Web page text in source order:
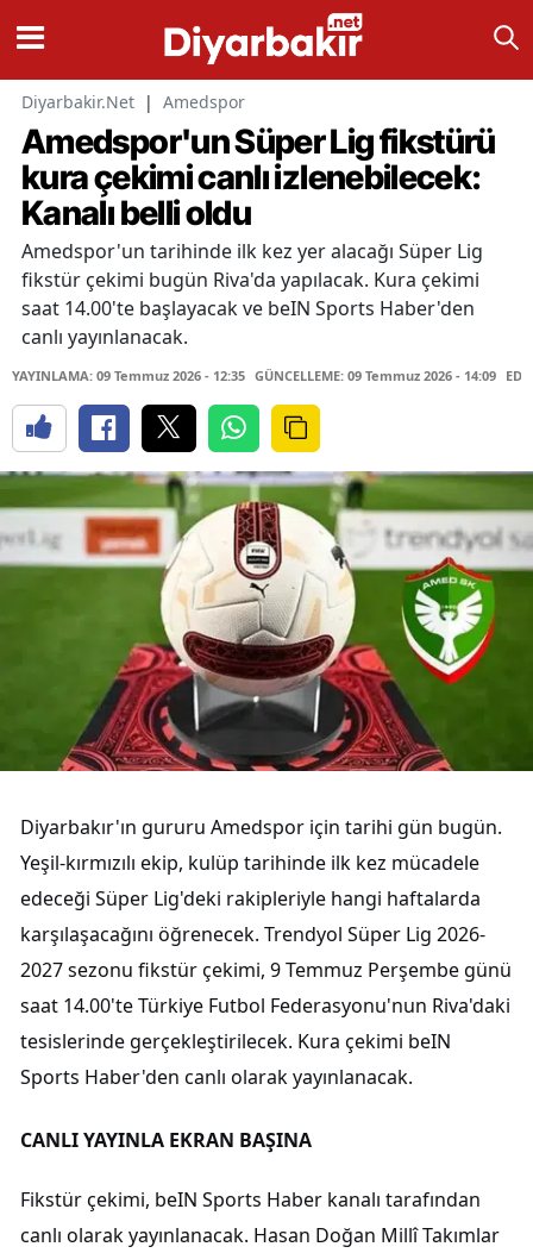
Diyarbakir.Net | Amedspor
Amedspor'un Süper Lig fikstürü
kura çekimi canlı izlenebilecek:
Kanalı belli oldu
Amedspor'un tarihinde ilk kez yer alacağı Süper Lig
fikstür çekimi bugün Riva'da yapılacak. Kura çekimi
saat 14.00'te başlayacak ve beIN Sports Haber'den
canlı yayınlanacak.
YAYINLAMA: 09 Temmuz 2026 - 12:35 GÜNCELLEME: 09 Temmuz 2026 - 14:09
Diyarbakır'ın gururu Amedspor için tarihi gün bugün.
Yeşil-kırmızılı ekip, kulüp tarihinde ilk kez mücadele
edeceği Süper Lig'deki rakipleriyle hangi haftalarda
karşılaşacağını öğrenecek. Trendyol Süper Lig 2026-
2027 sezonu fikstür çekimi, 9 Temmuz Perşembe günü
saat 14.00'te Türkiye Futbol Federasyonu'nun Riva'daki
tesislerinde gerçekleştirilecek. Kura çekimi beIN
Sports Haber'den canlı olarak yayınlanacak.
CANLI YAYINLA EKRAN BAŞINA
Fikstür çekimi, beIN Sports Haber kanalı tarafından
canlı olarak yayınlanacak. Hasan Doğan Millî Takımlar